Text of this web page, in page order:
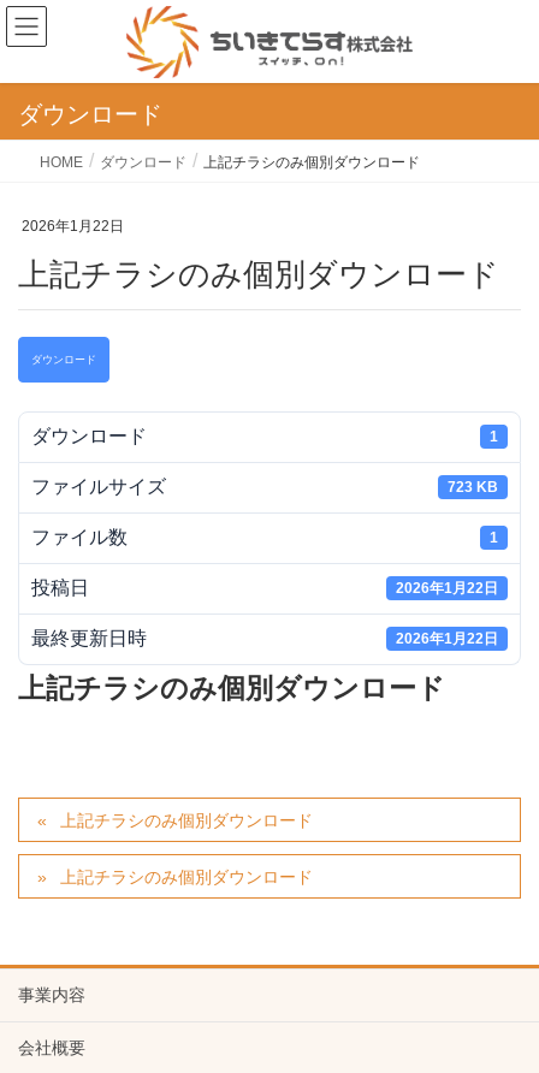
ダウンロード
HOME ダウンロード 上記チラシのみ個別ダウンロード
2026年1月22日
上記チラシのみ個別ダウンロード
ダウンロード
ダウンロード 1
ファイルサイズ 723 KB
ファイル数 1
投稿日 2026年1月22日
最終更新日時 2026年1月22日
上記チラシのみ個別ダウンロード
上記チラシのみ個別ダウンロード
上記チラシのみ個別ダウンロード
事業内容
会社概要